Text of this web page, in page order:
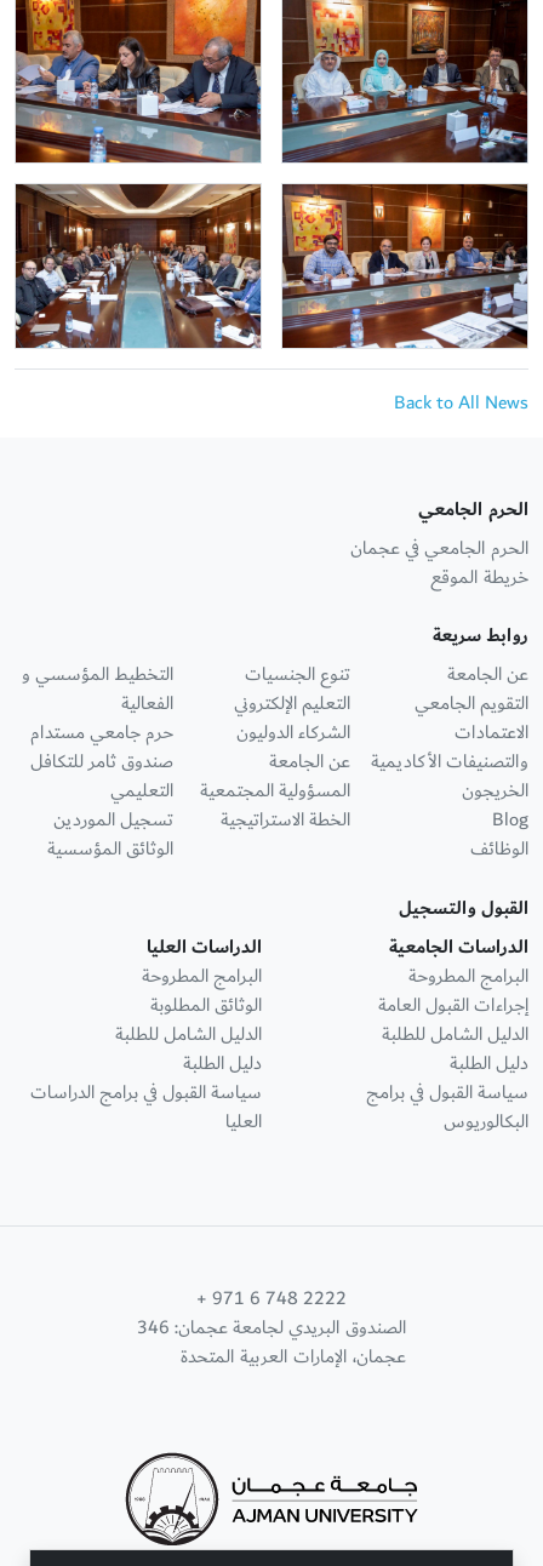
Back to All News
الحرم الجامعي
الحرم الجامعي في عجمان
خريطة الموقع
روابط سريعة
عن الجامعة
التقويم الجامعي
الاعتمادات
والتصنيفات الأكاديمية
الخريجون
Blog
الوظائف
تنوع الجنسيات
التعليم الإلكتروني
الشركاء الدوليون
عن الجامعة
المسؤولية المجتمعية
الخطة الاستراتيجية
التخطيط المؤسسي و
الفعالية
حرم جامعي مستدام
صندوق ثامر للتكافل
التعليمي
تسجيل الموردين
الوثائق المؤسسية
القبول والتسجيل
الدراسات الجامعية
البرامج المطروحة
إجراءات القبول العامة
الدليل الشامل للطلبة
دليل الطلبة
سياسة القبول في برامج
البكالوريوس
الدراسات العليا
البرامج المطروحة
الوثائق المطلوبة
الدليل الشامل للطلبة
دليل الطلبة
سياسة القبول في برامج الدراسات
العليا
+ 971 6 748 2222
الصندوق البريدي لجامعة عجمان: 346
عجمان، الإمارات العربية المتحدة